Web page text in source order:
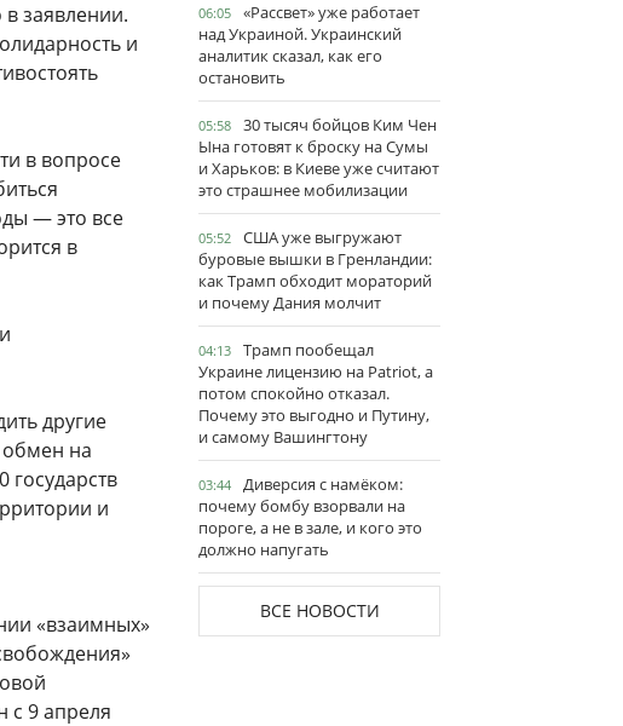
заявлении.
и
в вопросе
— это все
в
другие
обмен на
и
«взаимных»
с 9 апреля
06:05
«Рассвет» уже работает
над Украиной. Украинский
аналитик сказал, как его
остановить
05:58
30 тысяч бойцов Ким Чен
Ына готовят к броску на Сумы
и Харьков: в Киеве уже считают
это страшнее мобилизации
05:52
США уже выгружают
буровые вышки в Гренландии:
как Трамп обходит мораторий
и почему Дания молчит
04:13
Трамп пообещал
Украине лицензию на Patriot, а
потом спокойно отказал.
Почему это выгодно и Путину,
и самому Вашингтону
03:44
Диверсия с намёком:
почему бомбу взорвали на
пороге, а не в зале, и кого это
должно напугать
ВСЕ НОВОСТИ